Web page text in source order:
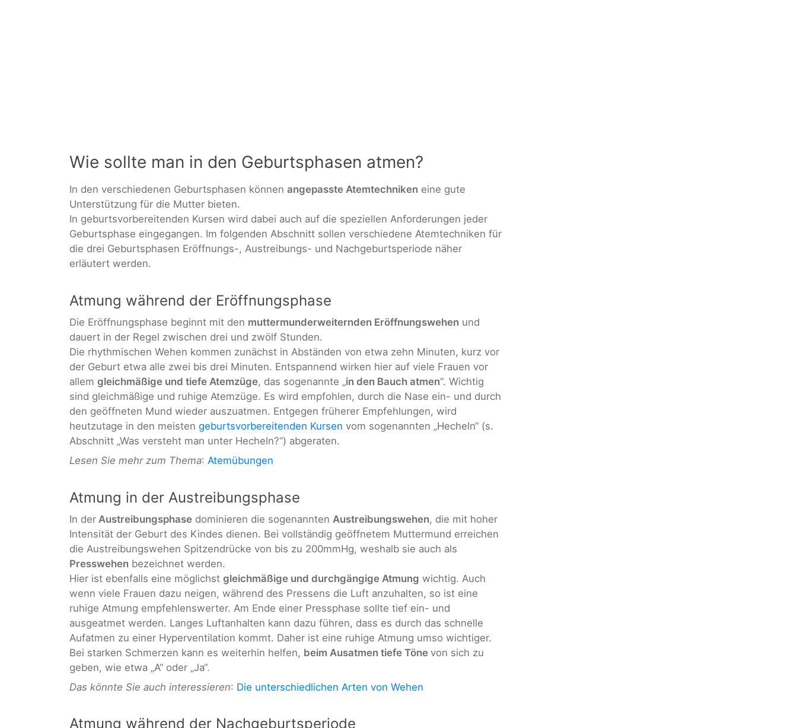
Wie sollte man in den Geburtsphasen atmen?
In den verschiedenen Geburtsphasen können angepasste Atemtechniken eine gute
Unterstützung für die Mutter bieten.
In geburtsvorbereitenden Kursen wird dabei auch auf die speziellen Anforderungen jeder
Geburtsphase eingegangen. Im folgenden Abschnitt sollen verschiedene Atemtechniken für
die drei Geburtsphasen Eröffnungs-, Austreibungs- und Nachgeburtsperiode näher
erläutert werden.
Atmung während der Eröffnungsphase
Die Eröffnungsphase beginnt mit den muttermunderweiternden Eröffnungswehen und
dauert in der Regel zwischen drei und zwölf Stunden.
Die rhythmischen Wehen kommen zunächst in Abständen von etwa zehn Minuten, kurz vor
der Geburt etwa alle zwei bis drei Minuten. Entspannend wirken hier auf viele Frauen vor
allem gleichmäßige und tiefe Atemzüge, das sogenannte „in den Bauch atmen“. Wichtig
sind gleichmäßige und ruhige Atemzüge. Es wird empfohlen, durch die Nase ein- und durch
den geöffneten Mund wieder auszuatmen. Entgegen früherer Empfehlungen, wird
heutzutage in den meisten geburtsvorbereitenden Kursen vom sogenannten „Hecheln“ (s.
Abschnitt „Was versteht man unter Hecheln?“) abgeraten.
Lesen Sie mehr zum Thema: Atemübungen
Atmung in der Austreibungsphase
In der Austreibungsphase dominieren die sogenannten Austreibungswehen, die mit hoher
Intensität der Geburt des Kindes dienen. Bei vollständig geöffnetem Muttermund erreichen
die Austreibungswehen Spitzendrücke von bis zu 200mmHg, weshalb sie auch als
Presswehen bezeichnet werden.
Hier ist ebenfalls eine möglichst gleichmäßige und durchgängige Atmung wichtig. Auch
wenn viele Frauen dazu neigen, während des Pressens die Luft anzuhalten, so ist eine
ruhige Atmung empfehlenswerter. Am Ende einer Pressphase sollte tief ein- und
ausgeatmet werden. Langes Luftanhalten kann dazu führen, dass es durch das schnelle
Aufatmen zu einer Hyperventilation kommt. Daher ist eine ruhige Atmung umso wichtiger.
Bei starken Schmerzen kann es weiterhin helfen, beim Ausatmen tiefe Töne von sich zu
geben, wie etwa „A“ oder „Ja“.
Das könnte Sie auch interessieren: Die unterschiedlichen Arten von Wehen
Atmung während der Nachgeburtsperiode